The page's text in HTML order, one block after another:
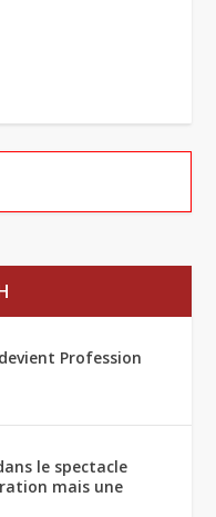
Profession
le spectacle
mais une